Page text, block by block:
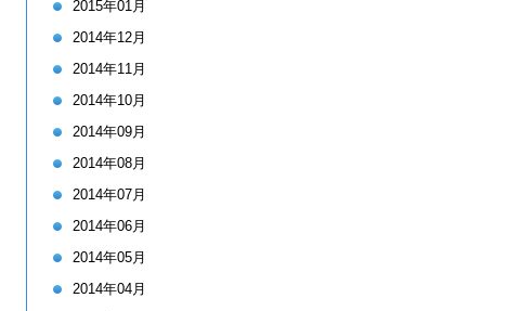
2015年01月
2014年12月
2014年11月
2014年10月
2014年09月
2014年08月
2014年07月
2014年06月
2014年05月
2014年04月